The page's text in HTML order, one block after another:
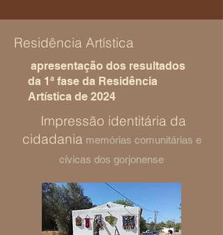
Residência Artística
apresentação dos resultados
da 1ª fase da Residência
Artística de 2024
Impressão identitária da
cidadania memórias comunitárias e
cívicas dos gorjonense